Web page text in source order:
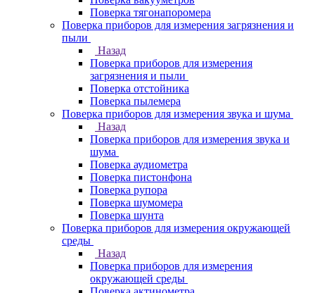
Поверка тягонапоромера
Поверка приборов для измерения загрязнения и
пыли
Назад
Поверка приборов для измерения
загрязнения и пыли
Поверка отстойника
Поверка пылемера
Поверка приборов для измерения звука и шума
Назад
Поверка приборов для измерения звука и
шума
Поверка аудиометра
Поверка пистонфона
Поверка рупора
Поверка шумомера
Поверка шунта
Поверка приборов для измерения окружающей
среды
Назад
Поверка приборов для измерения
окружающей среды